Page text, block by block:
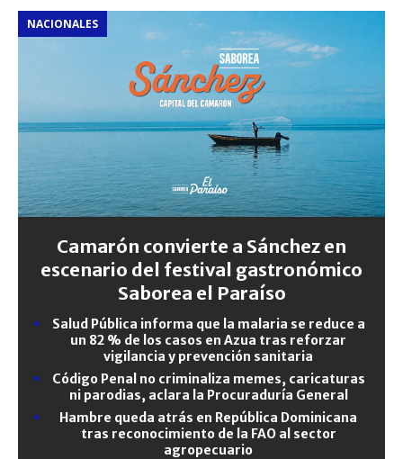
NACIONALES
Camarón convierte a Sánchez en
escenario del festival gastronómico
Saborea el Paraíso
Salud Pública informa que la malaria se reduce a
un 82 % de los casos en Azua tras reforzar
vigilancia y prevención sanitaria
Código Penal no criminaliza memes, caricaturas
ni parodias, aclara la Procuraduría General
Hambre queda atrás en República Dominicana
tras reconocimiento de la FAO al sector
agropecuario